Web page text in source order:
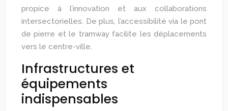
propice à l’innovation et aux collaborations
intersectorielles. De plus, l’accessibilité via le pont
de pierre et le tramway facilite les déplacements
vers le centre-ville.
Infrastructures et
équipements
indispensables